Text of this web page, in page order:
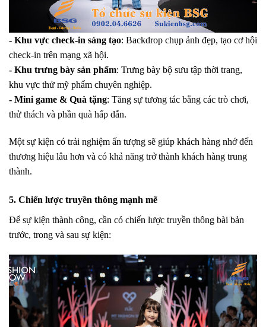
- Khu vực check-in sáng tạo: Backdrop chụp ảnh đẹp, tạo cơ hội
check-in trên mạng xã hội.
- Khu trưng bày sản phẩm: Trưng bày bộ sưu tập thời trang,
khu vực thử mỹ phẩm chuyên nghiệp.
- Mini game & Quà tặng: Tăng sự tương tác bằng các trò chơi,
thử thách và phần quà hấp dẫn.
Một sự kiện có trải nghiệm ấn tượng sẽ giúp khách hàng nhớ đến
thương hiệu lâu hơn và có khả năng trở thành khách hàng trung
thành.
5. Chiến lược truyền thông mạnh mẽ
Để sự kiện thành công, cần có chiến lược truyền thông bài bản
trước, trong và sau sự kiện: